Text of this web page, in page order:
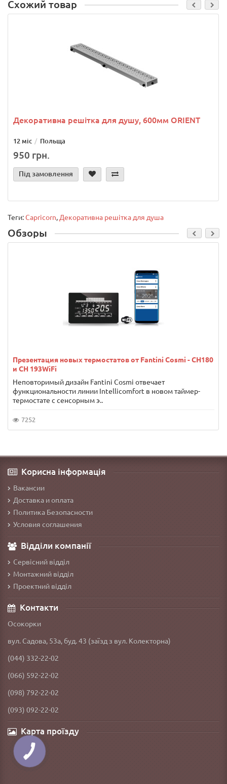
Схожий товар
Декоративна решітка для душу, 600мм ORIENT
12 міс Польща
950 грн.
Під замовлення
Теги:Capricorn, Декоративна решітка для душа
Обзоры
Презентация новых термостатов от Fantini Cosmi - CH180
и CH 193WiFi
Неповторимый дизайн Fantini Cosmi отвечает
функциональности линии Intellicomfort в новом таймер-
термостате с сенсорным э..
7252
Корисна інформація
Вакансии
Доставка и оплата
Политика Безопасности
Условия соглашения
Відділи компанії
Сервісний відділ
Монтажний відділ
Проектний відділ
Контакти
Осокорки
вул. Садова, 53а, буд. 43 (заїзд з вул. Колекторна)
(044) 332-22-02
(066) 592-22-02
(098) 792-22-02
(093) 092-22-02
Карта проїзду